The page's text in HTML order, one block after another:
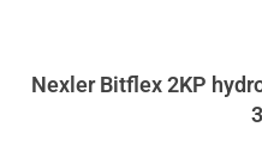
Nexler Bitflex 2KP